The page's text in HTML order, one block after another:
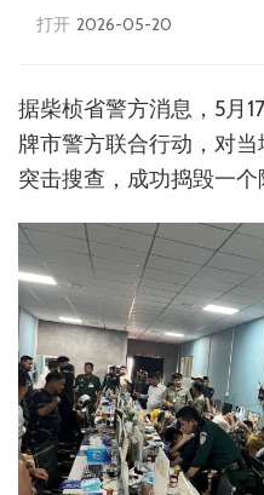
打开 2026-05-20
据柴桢省警方消息，5月
牌市警方联合行动，对当
突击搜查，成功捣毁一个